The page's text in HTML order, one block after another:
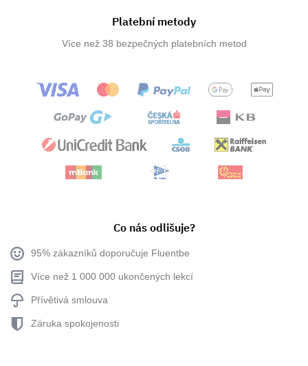
Platební metody
Více než 38 bezpečných platebních metod
Co nás odlišuje?
95% zákazníků doporučuje Fluentbe
Více než 1 000 000 ukončených lekcí
Přívětivá smlouva
Záruka spokojenosti